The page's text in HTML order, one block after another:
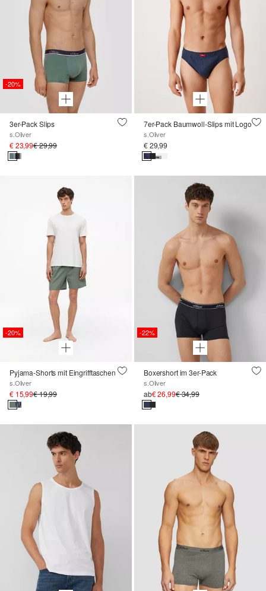
-20%
3er-Pack Slips
s.Oliver
€ 23,99€ 29,99
7er-Pack Baumwoll-Slips mit Logo
s.Oliver
€ 29,99
-20%
Pyjama-Shorts mit Eingrifftaschen
s.Oliver
€ 15,99€ 19,99
-22%
Boxershort im 3er-Pack
s.Oliver
ab€ 26,99€ 34,99